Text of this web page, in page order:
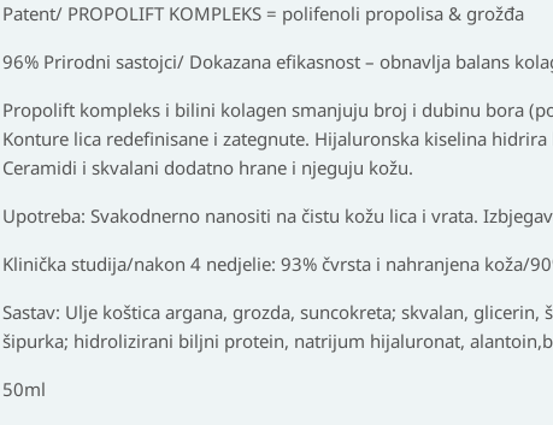
Patent/ PROPOLIFT KOMPLEKS = polifenoli propolisa & grožđa
96% Prirodni sastojci/ Dokazana efikasnost – obnavlja balans
Propolift kompleks i bilini kolagen smanjuju broj i dubinu bora
Konture lica redefinisane i zategnute. Hijaluronska kiselina
Ceramidi i skvalani dodatno hrane i njeguju kožu.
Upotreba: Svakodnerno nanositi na čistu kožu lica i vrata.
Klinička studija/nakon 4 nedjelie: 93% čvrsta i nahranjena koža/
Sastav: Ulje koštica argana, grozda, suncokreta; skvalan,
šipurka; hidrolizirani biljni protein, natrijum hijaluronat,
50ml